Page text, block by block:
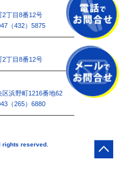
2丁目8番12号
（432）5875
2丁目8番12号
区浜野町1216番地62
（265）6880
rights reserved.